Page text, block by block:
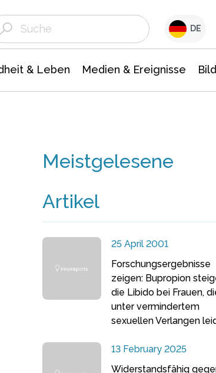
DE
& Leben Medien & Ereignisse
Meistgelesene
Artikel
25 April 2001
Forschungsergebnisse
zeigen: Bupropion
die Libido bei Frauen,
unter vermindertem
sexuellen Verlangen
13 February 2025
Widerstandsfähig